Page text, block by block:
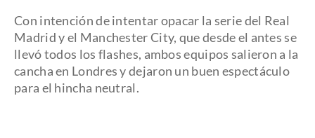
Con intención de intentar opacar la serie del Real
Madrid y el Manchester City, que desde el antes se
llevó todos los flashes, ambos equipos salieron a la
cancha en Londres y dejaron un buen espectáculo
para el hincha neutral.